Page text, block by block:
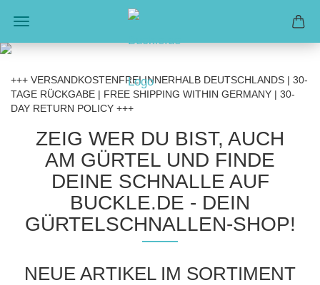
+++ VERSANDKOSTENFREI INNERHALB DEUTSCHLANDS | 30-
TAGE RÜCKGABE | FREE SHIPPING WITHIN GERMANY | 30-
DAY RETURN POLICY +++
ZEIG WER DU BIST, AUCH
AM GÜRTEL UND FINDE
DEINE SCHNALLE AUF
BUCKLE.DE - DEIN
GÜRTELSCHNALLEN-SHOP!
NEUE ARTIKEL IM SORTIMENT